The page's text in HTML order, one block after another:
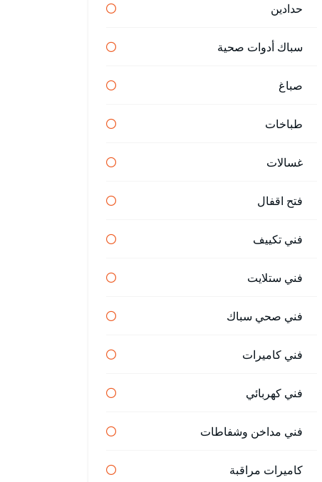
حدادين
سباك أدوات صحية
صباغ
طباخات
غسالات
فتح اقفال
فني تكييف
فني ستلايت
فني صحي سباك
فني كاميرات
فني كهربائي
فني مداخن وشفاطات
كاميرات مراقبة